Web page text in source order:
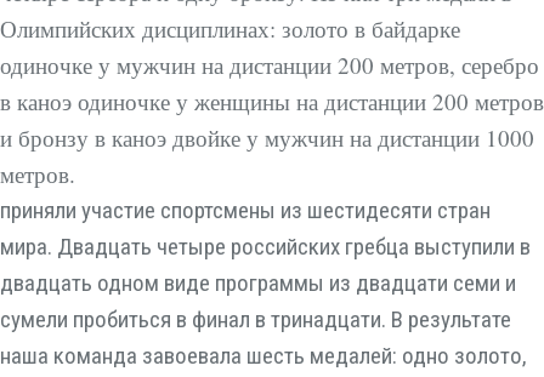
Олимпийских дисциплинах: золото в байдарке
одиночке у мужчин на дистанции 200 метров, серебро
в каноэ одиночке у женщины на дистанции 200 метров
и бронзу в каноэ двойке у мужчин на дистанции 1000
метров.
приняли участие спортсмены из шестидесяти стран
мира. Двадцать четыре российских гребца выступили в
двадцать одном виде программы из двадцати семи и
сумели пробиться в финал в тринадцати. В результате
наша команда завоевала шесть медалей: одно золото,